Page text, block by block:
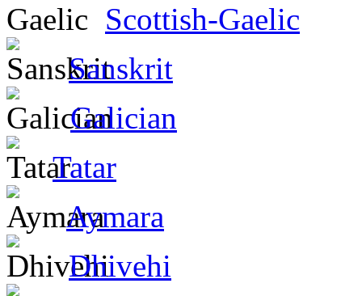
Scottish-Gaelic
Sanskrit
Galician
Tatar
Aymara
Dhivehi